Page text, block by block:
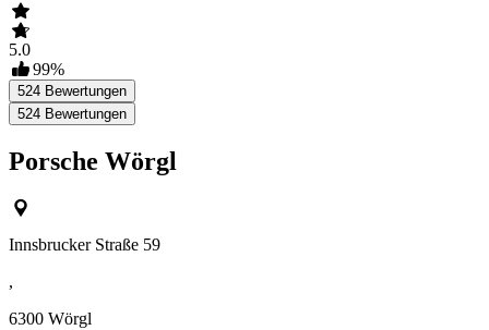
5.0
99%
524 Bewertungen
524 Bewertungen
Porsche Wörgl
Innsbrucker Straße 59
,
6300 Wörgl